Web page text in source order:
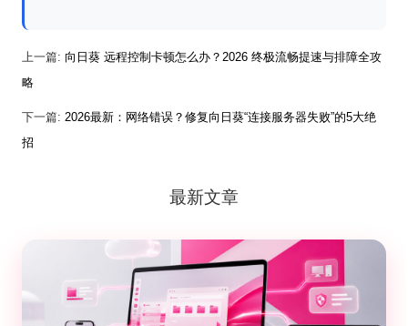
上一篇: 向日葵 远程控制卡顿怎么办？2026 终极流畅提速与排障全攻
略
下一篇: 2026最新：网络错误？修复向日葵“连接服务器失败”的5大绝
招
最新文章